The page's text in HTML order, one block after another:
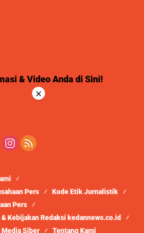
& Video Anda di Sini!
Pers
Kode Etik Jurnalistik
Pers
Kebijakan Redaksi kedannews.co.id
Siber
Tentang Kami
×